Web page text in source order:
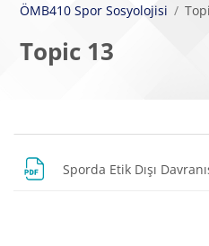
ÖMB410 Spor Sosyolojisi
Topic 13
Bloklar
Bölüm
Sporda Etik Dışı